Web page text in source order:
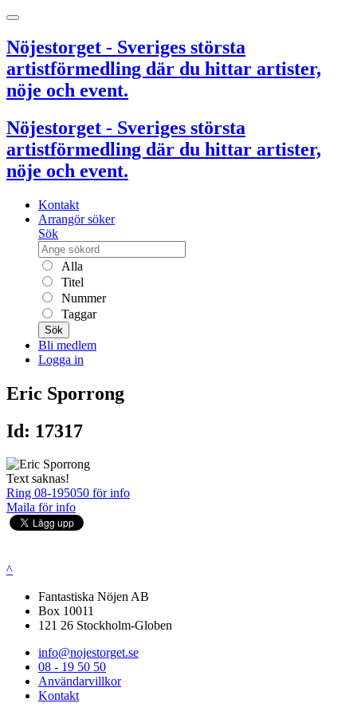
Nöjestorget - Sveriges största
artistförmedling där du hittar artister,
nöje och event.
Nöjestorget - Sveriges största
artistförmedling där du hittar artister,
nöje och event.
Kontakt
Arrangör söker
Sök
Alla
Titel
Nummer
Taggar
Sök
Bli medlem
Logga in
Eric Sporrong
Id: 17317
Text saknas!
Ring 08-195050 för info
Maila för info
^
Fantastiska Nöjen AB
Box 10011
121 26 Stockholm-Globen
info@nojestorget.se
08 - 19 50 50
Användarvillkor
Kontakt